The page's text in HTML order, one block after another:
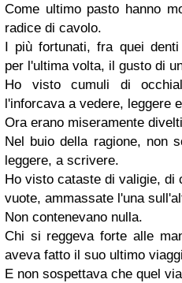
Come ultimo pasto hanno
radice di cavolo.
I più fortunati, fra quei
per l'ultima volta, il gusto di
Ho visto cumuli di
l'inforcava a vedere, leggere
Ora erano miseramente
Nel buio della ragione, non
leggere, a scrivere.
Ho visto cataste di valigie, di
vuote, ammassate l'una
Non contenevano nulla.
Chi si reggeva forte alle
aveva fatto il suo ultimo
E non sospettava che quel